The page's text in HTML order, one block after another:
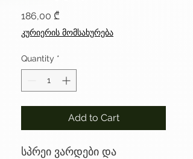
186,00 ₾
კურიერის მომსახურება
Quantity *
Add to Cart
სპრეი ვარდები და